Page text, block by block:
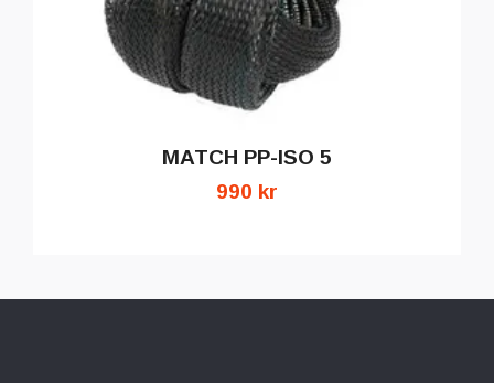
MATCH PP-ISO 5
990 kr